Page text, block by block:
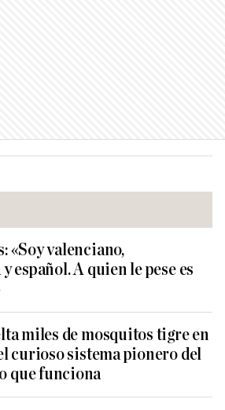
«Soy valenciano,
español. A quien le pese es
miles de mosquitos tigre en
curioso sistema pionero del
que funciona